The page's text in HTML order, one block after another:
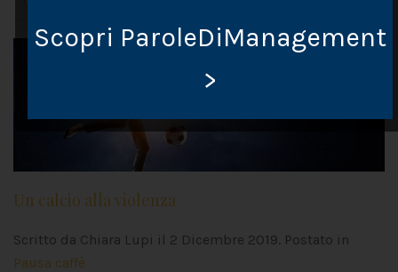
Un calcio alla violenza
Scritto da Chiara Lupi il 2 Dicembre 2019. Postato in
Pausa caffè
Scopri ParoleDiManagement
>